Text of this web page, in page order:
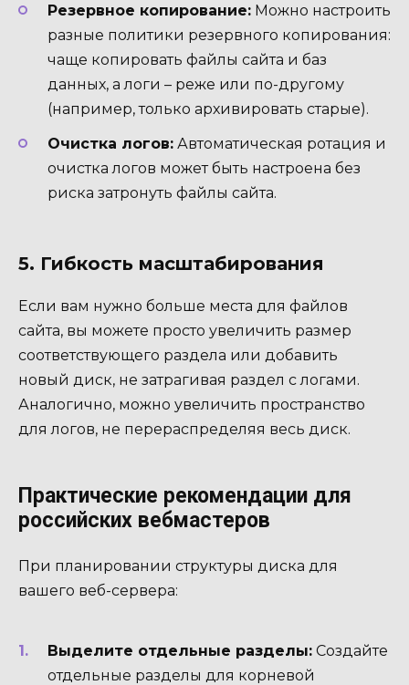
Резервное копирование: Можно настроить
разные политики резервного копирования:
чаще копировать файлы сайта и баз
данных, а логи – реже или по-другому
(например, только архивировать старые).
Очистка логов: Автоматическая ротация и
очистка логов может быть настроена без
риска затронуть файлы сайта.
5. Гибкость масштабирования
Если вам нужно больше места для файлов
сайта, вы можете просто увеличить размер
соответствующего раздела или добавить
новый диск, не затрагивая раздел с логами.
Аналогично, можно увеличить пространство
для логов, не перераспределяя весь диск.
Практические рекомендации для
российских вебмастеров
При планировании структуры диска для
вашего веб-сервера:
Выделите отдельные разделы: Создайте
отдельные разделы для корневой